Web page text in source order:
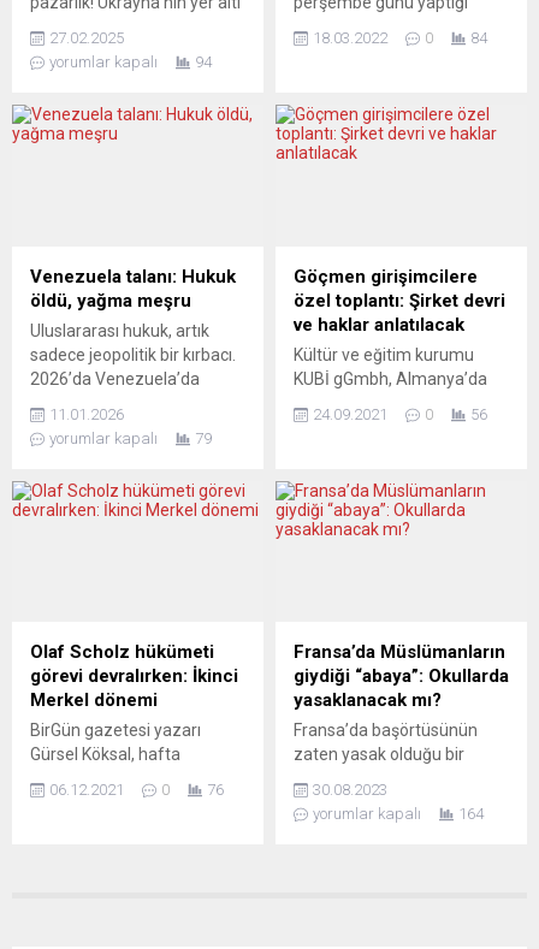
değiştiriyor? Trump,
Ukrayna’nın zengin yer altı
masasına koydu! Nadir
toprak metallerinden lityum,
dönüştü. Zelenskiy’nin
Washington ziyaretinde bu
kaynakların nasıl
paylaşılacağı konuşulacak.
Ukrayna’nın madencilik
altyapısı yetersiz, ticari...
27.02.2025
yorumlar kapalı
94
tahvilleri için 117 milyon
Moskova’nın yaptırımlar
karşısında anlaşmadan
koruyordu. Yorumcular,
Rusya’nın temerrüde düşme
olasılığını ve ülkeyi hâlâ bir
şeyin ne olduğunu
tartışıyor....
18.03.2022 0 84
Venezuela talanı: Hukuk
öldü, yağma meşru
Uluslararası hukuk, artık
sadece jeopolitik bir kırbacı.
2026’da Venezuela’da
bunun en vahşi kanıtı: Bir
devlet başkanı kaçırılıyor,
ülkesinin petrolü, henüz o
uyuşturucu. Ödül ise hep
aynı: Petrol. Ancak...
11.01.2026
yorumlar kapalı
79
Göçmen girişimcilere
özel toplantı: Şirket devri
ve haklar anlatılacak
Kültür ve eğitim kurumu
KUBİ gGmbh, Almanya’da
satın almak isteyen göçmen
Toplantıda şirket devrinin
hangi avantajları var, şirket
Almanya’da binlerce
işveren, şirketini
devredeceği girişimci arıyor.
Bu, yeni iş...
24.09.2021 0 56
Olaf Scholz hükümeti
görevi devralırken: İkinci
Merkel dönemi
BirGün gazetesi yazarı
Gürsel Köksal, hafta
başbakanlığı üstlenecek
06.12.2021 0 76
Fransa’da Müslümanların
giydiği “abaya”: Okullarda
yasaklanacak mı?
Fransa’da başörtüsünün
zaten yasak olduğu bir
Gabriel Attal’ın abayayı
yasaklama planları
30.08.2023
yorumlar kapalı
164